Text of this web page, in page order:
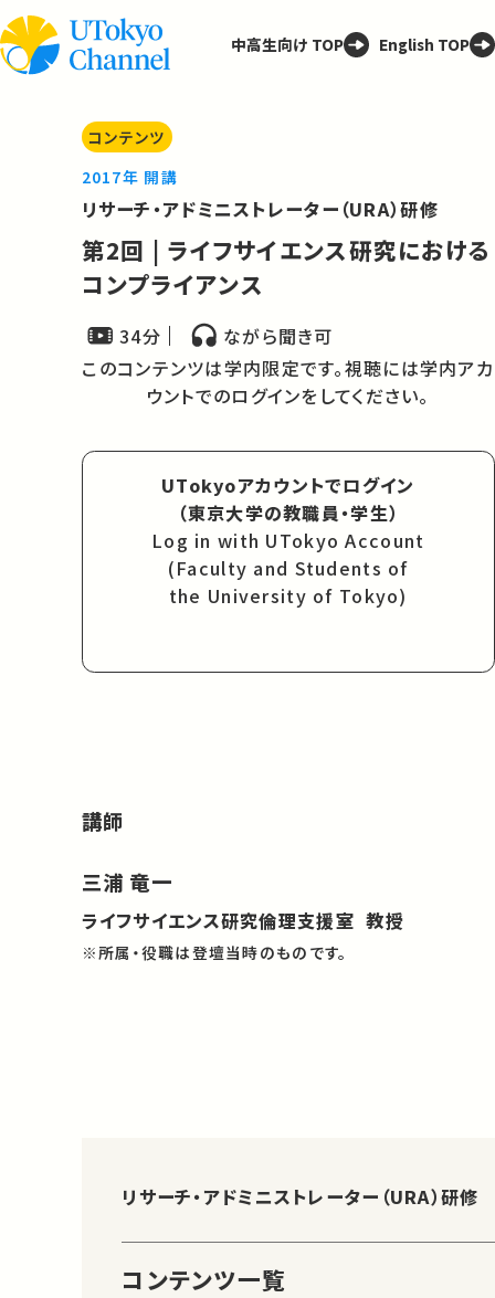
中高生向け TOP English TOP
コンテンツ
2017年 開講
リサーチ・アドミニストレーター（URA）研修
第2回 | ライフサイエンス研究における
コンプライアンス
34分
ながら聞き可
このコンテンツは学内限定です。視聴には学内アカ
ウントでのログインをしてください。
UTokyoアカウントでログイン
（東京大学の教職員・学生）
Log in with UTokyo Account
(Faculty and Students of
the University of Tokyo)
講師
三浦 竜一
ライフサイエンス研究倫理支援室 教授
※所属・役職は登壇当時のものです。
リサーチ・アドミニストレーター（URA）研修
コンテンツ一覧